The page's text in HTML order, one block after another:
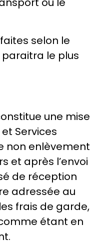
selon le
le plus
une mise
Services
non enlèvement
et après l’envoi
de réception
adressée au
frais de garde,
étant en